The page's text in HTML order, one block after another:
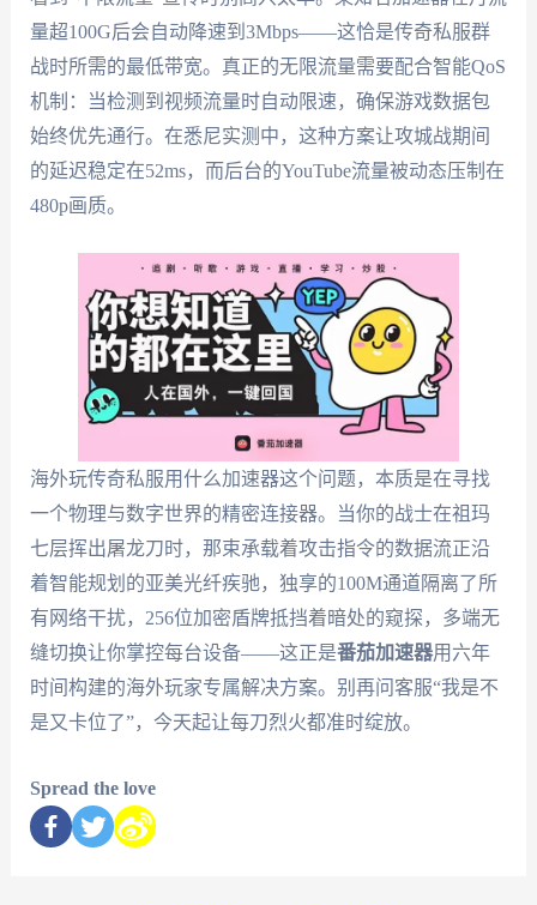
量超100G后会自动降速到3Mbps——这恰是传奇私服群
战时所需的最低带宽。真正的无限流量需要配合智能QoS
机制：当检测到视频流量时自动限速，确保游戏数据包
始终优先通行。在悉尼实测中，这种方案让攻城战期间
的延迟稳定在52ms，而后台的YouTube流量被动态压制在
480p画质。
海外玩传奇私服用什么加速器这个问题，本质是在寻找
一个物理与数字世界的精密连接器。当你的战士在祖玛
七层挥出屠龙刀时，那束承载着攻击指令的数据流正沿
着智能规划的亚美光纤疾驰，独享的100M通道隔离了所
有网络干扰，256位加密盾牌抵挡着暗处的窥探，多端无
缝切换让你掌控每台设备——这正是番茄加速器用六年
时间构建的海外玩家专属解决方案。别再问客服“我是不
是又卡位了”，今天起让每刀烈火都准时绽放。
Spread the love